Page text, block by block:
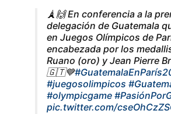
🗼🙌 En conferencia a la
delegación de Guatemala
en Juegos Olímpicos de
encabezada por los
Ruano (oro) y Jean Pierre
🇬🇹💙
#juegosolimpicos
#olympicgame
pic.twitter.com/